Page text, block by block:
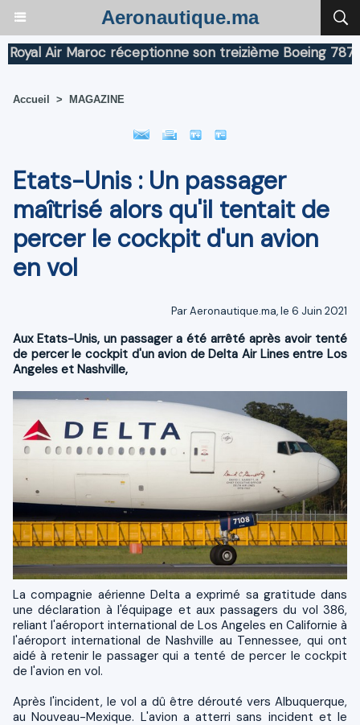
Aeronautique.ma
Air Maroc réceptionne son treizième Boeing 787
Accueil > MAGAZINE
Etats-Unis : Un passager
maîtrisé alors qu'il tentait de
percer le cockpit d'un avion
en vol
Par Aeronautique.ma, le 6 Juin 2021
Aux Etats-Unis, un passager a été arrêté après avoir tenté
de percer le cockpit d'un avion de Delta Air Lines entre Los
Angeles et Nashville,
La compagnie aérienne Delta a exprimé sa gratitude dans
une déclaration à l'équipage et aux passagers du vol 386,
reliant l'aéroport international de Los Angeles en Californie à
l'aéroport international de Nashville au Tennessee, qui ont
aidé à retenir le passager qui a tenté de percer le cockpit
de l'avion en vol.
Après l'incident, le vol a dû être dérouté vers Albuquerque,
au Nouveau-Mexique. L'avion a atterri sans incident et le